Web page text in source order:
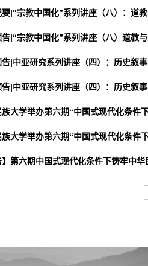
|“宗教中国化”系列讲座（八）：道
|“宗教中国化”系列讲座（八）道教
|中亚研究系列讲座（四）：历史叙
|中亚研究系列讲座（四）：历史叙
族大学举办第六期“中国式现代化条件
族大学举办第六期“中国式现代化条件
】第六期中国式现代化条件下铸牢中